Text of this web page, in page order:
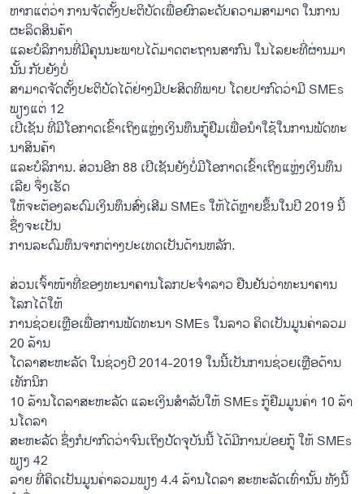
ຫາກ​ແຕ່​ວ່າ​ ການ​ຈັດ​ຕັ້ງ​ປະ​ຕິ​ບັດ​ເພື່ອຍົກລະ​ດັບ​ຄວາມສາ​ມາດ ໃນ​ການ​
ຜະ​ລິດ​ສິນ​ຄ້າ
ແລະ​ບໍ​ລິ​ການ​ທີ່​ມີ​ຄຸນ​ນະ​ພາບ​ໄດ້​ມາດ​ຕະ​ຖານສາ​ກົນ ໃນ​ໄລ​ຍະ​ທີ່​ຜ່ານ​ມາ​
ນັ້ນ ກັບ​ຍັ​ງ​ບໍ່
​ສາ​ມາດ​ຈັດ​ຕັ້ງ​ປະ​ຕິ​ບັດ​ໄດ້​ຢ່າງ​ມີ​ປະ​ສິດ​ທິ​ພາບ ​ໂດຍ​ປາ​ກົດ​ວ່າ​ມີ SMEs
ພຽງແຕ່ 12
ເປີ​ເຊັນ ທີ່​ມີ​ໂອ​ກາດ​ເຂົ້າ​ເຖິງ​ແຫຼ່ງ​ເງິນ​ທຶນ​ກູ້​ຢືມ​ເພື່ອ​ນຳ​ໃຊ້​ໃນ​ການ​ພັດ​ທະ​
ນາ​ສິ​ນຄ້າ
ແລະ​ບໍ​ລິ​ການ.​ ສ່ວນ​ອີກ 88 ເປີ​ເຊັນຍັງ​ບໍ່​ມີ​ໂອ​ກາດ​ເຂົ້າ​ເຖິງ​ແຫຼ່ງ​ເງິນ​ທຶນ​
ເລີຍ ຈຶ່ງ​ເຮັດ​
ໃຫ້​ຈະ​ຕ້ອງ​ລະ​ດົມ​ເງິນ​ທຶນ​ສົ່ງ​ເສີມ SMEs ໃຫ້​ໄດ້​ຫຼາຍ​ຂຶ້ນ​ໃນ​ປີ 2019 ນີ້
ຊຶ່ງ​ຈະ​ເປັນ
​ການ​ລະ​ດົມ​ທຶນ​ຈ​າກ​ຕ່າງ​ປະ​ເທດ​ເປັນ​ດ້ານ​ຫລັກ.
ສ່ວນ​ເຈົ້າ​ໜ້າ​ທີ່​ຂອງ​ທະ​ນາ​ຄານ​ໂລກ​ປະ​ຈຳ​ລາວ ຢືນ​ຢັນ​ວ່າທະ​ນາ​ຄານ​
ໂລກ​ໄດ້​ໃຫ້​
ການ​ຊ່ວຍ​ເຫຼືອ​ເພື່ອ​ການ​ພັດ​ທະ​ນາ SMEs ໃນ​ລາວ ຄິດ​ເປັນ​ມູນ​ຄ່າ​ລວມ
20 ລ້ານ
ໂດ​ລາສະ​ຫະ​ລັດ ໃນ​ຊ່ວງ​ປີ 2014-2019 ໃນ​ນີ້​ເປັນ​ການ​ຊ່ວ​ຍເຫຼືອ​ດ້ານ​
ເທັກ​ນິກ
10 ລ້ານ​ໂດ​ລາ​ສະ​ຫະ​ລັດ ແລະ​ເງິນ​ສຳ​ລັບ​ໃຫ້ SMEs ກູ້​ຢືມ​ມູນ​ຄ່າ 10 ລ້າ​
ນ​ໂດ​ລາ
​ສະ​ຫະ​ລັດ ຊຶ່ງ​ກໍ​ປາ​ກົດ​ວ່າ​ຈົນ​ເຖິງ​ປັດ​ຈຸ​ບັນ​ນີ້ ​ໄດ້​ມີ​ການ​ປ່ອຍ​ກູ້ ໃຫ້ SMEs
ພຽງ 42
ລາຍ ​ທີ່ຄິດເປັນ​ມູນ​ຄ່າ​ລວມ​ພຽງ 4.4 ລ້ານ​ໂດ​ລາ​ ສະ​ຫະ​ລັດ​ເທົ່າ​ນັ້ນ ທັງ​ນີ້​